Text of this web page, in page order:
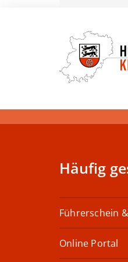
Häufig
Führerschein
Online Portal